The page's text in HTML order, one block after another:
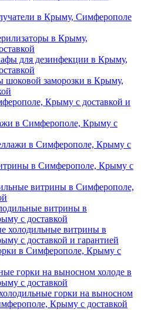
в Крыму, Симферополе
в Крыму,
для дезинфекции в Крыму,
шоковой заморозки в Крыму,
Крыму с доставкой и
в Симферополе, Крыму с
в Симферополе, Крыму с
в Симферополе, Крыму с
витрины в Симферополе,
витрины в
с доставкой
холодильные витрины в
с доставкой и гарантией
в Симферополе, Крыму с
горки на выносном холоде в
с доставкой
горки на выносном
Крыму с доставкой